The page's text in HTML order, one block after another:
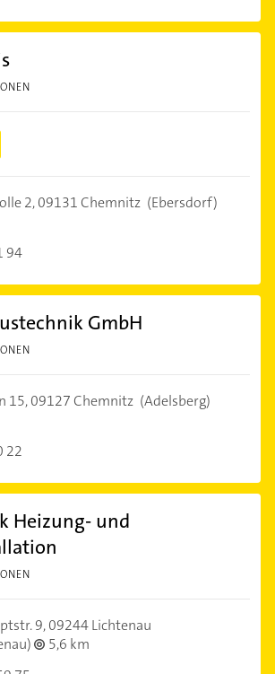
2,09131 Chemnitz (Ebersdorf)
94
GmbH
15,09127 Chemnitz (Adelsberg)
22
Heizung- und
9,09244 Lichtenau
5,6 km